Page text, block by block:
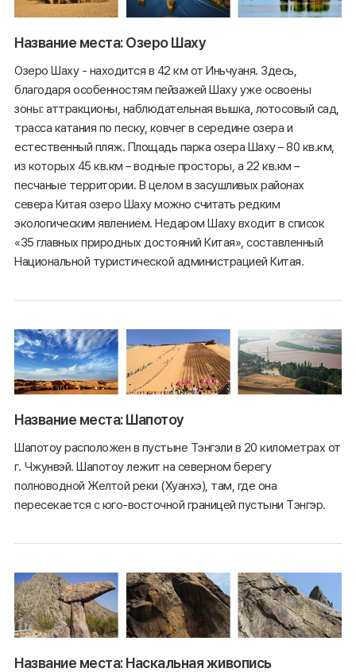
Название места: Озеро Шаху
Озеро Шаху - находится в 42 км от Иньчуаня. Здесь,
благодаря особенностям пейзажей Шаху уже освоены
зоны: аттракционы, наблюдательная вышка, лотосовый сад,
трасса катания по песку, ковчег в середине озера и
естественный пляж. Площадь парка озера Шаху – 80 кв.км,
из которых 45 кв.км – водные просторы, а 22 кв.км –
песчаные территории. В целом в засушливых районах
севера Китая озеро Шаху можно считать редким
экологическим явлением. Недаром Шаху входит в список
«35 главных природных достояний Китая», составленный
Национальной туристической администрацией Китая.
Название места: Шапотоу
Шапотоу расположен в пустыне Тэнгэли в 20 километрах от
г. Чжунвэй. Шапотоу лежит на северном берегу
полноводной Желтой реки (Хуанхэ), там, где она
пересекается с юго-восточной границей пустыни Тэнгэр.
Название места: Наскальная живопись